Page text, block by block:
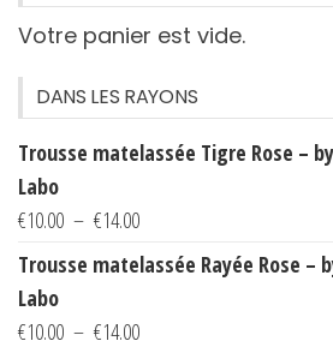
Votre panier est vide.
DANS LES RAYONS
Trousse matelassée Tigre Rose –
Labo
€10.00 – €14.00Plage
de
€10.00
Trousse matelassée Rayée Rose –
Labo
€10.00 – €14.00Plage